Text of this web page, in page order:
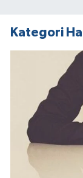
Kategori